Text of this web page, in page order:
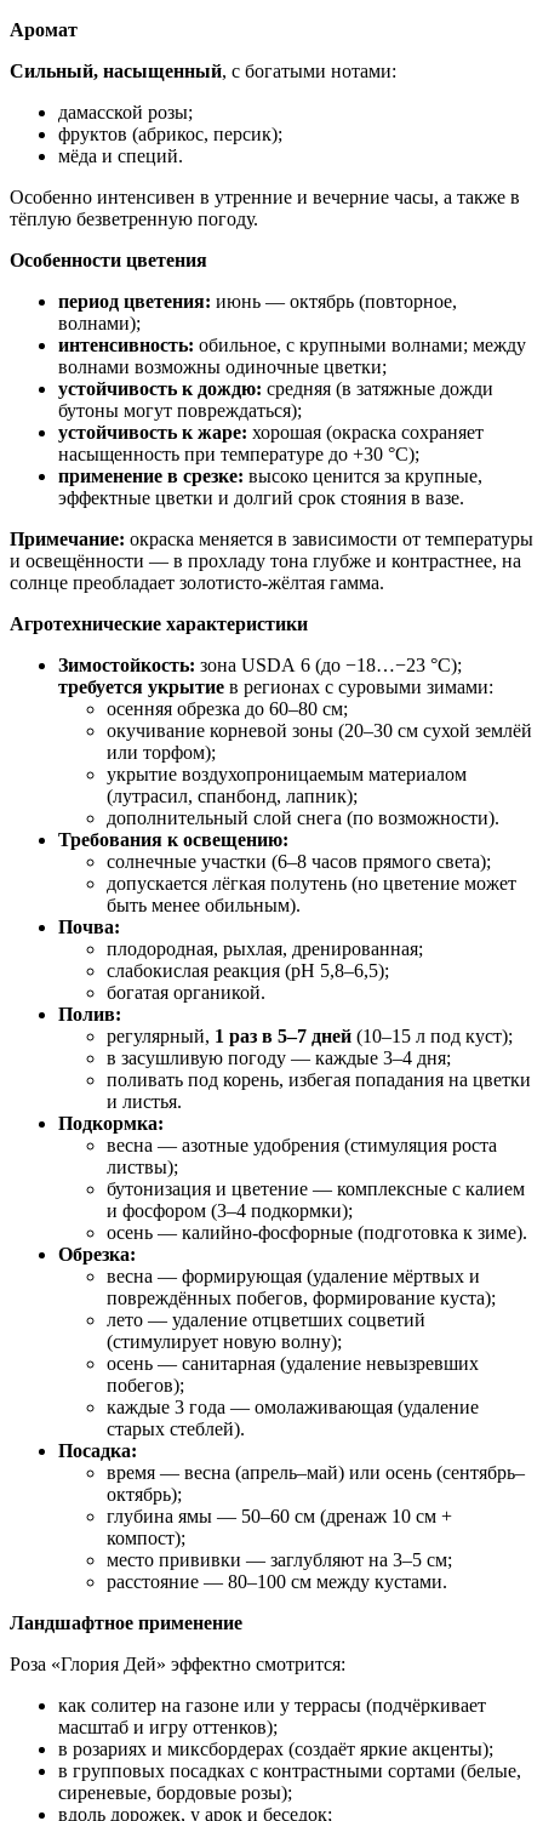
Аромат
Сильный, насыщенный, с богатыми нотами:
дамасской розы;
фруктов (абрикос, персик);
мёда и специй.
Особенно интенсивен в утренние и вечерние часы, а также в
тёплую безветренную погоду.
Особенности цветения
период цветения: июнь — октябрь (повторное,
волнами);
интенсивность: обильное, с крупными волнами; между
волнами возможны одиночные цветки;
устойчивость к дождю: средняя (в затяжные дожди
бутоны могут повреждаться);
устойчивость к жаре: хорошая (окраска сохраняет
насыщенность при температуре до +30 °C);
применение в срезке: высоко ценится за крупные,
эффектные цветки и долгий срок стояния в вазе.
Примечание: окраска меняется в зависимости от температуры
и освещённости — в прохладу тона глубже и контрастнее, на
солнце преобладает золотисто‑жёлтая гамма.
Агротехнические характеристики
Зимостойкость: зона USDA 6 (до −18…−23 °C);
требуется укрытие в регионах с суровыми зимами:
осенняя обрезка до 60–80 см;
окучивание корневой зоны (20–30 см сухой землёй
или торфом);
укрытие воздухопроницаемым материалом
(лутрасил, спанбонд, лапник);
дополнительный слой снега (по возможности).
Требования к освещению:
солнечные участки (6–8 часов прямого света);
допускается лёгкая полутень (но цветение может
быть менее обильным).
Почва:
плодородная, рыхлая, дренированная;
слабокислая реакция (pH 5,8–6,5);
богатая органикой.
Полив:
регулярный, 1 раз в 5–7 дней (10–15 л под куст);
в засушливую погоду — каждые 3–4 дня;
поливать под корень, избегая попадания на цветки
и листья.
Подкормка:
весна — азотные удобрения (стимуляция роста
листвы);
бутонизация и цветение — комплексные с калием
и фосфором (3–4 подкормки);
осень — калийно‑фосфорные (подготовка к зиме).
Обрезка:
весна — формирующая (удаление мёртвых и
повреждённых побегов, формирование куста);
лето — удаление отцветших соцветий
(стимулирует новую волну);
осень — санитарная (удаление невызревших
побегов);
каждые 3 года — омолаживающая (удаление
старых стеблей).
Посадка:
время — весна (апрель–май) или осень (сентябрь–
октябрь);
глубина ямы — 50–60 см (дренаж 10 см +
компост);
место прививки — заглубляют на 3–5 см;
расстояние — 80–100 см между кустами.
Ландшафтное применение
Роза «Глория Дей» эффектно смотрится:
как солитер на газоне или у террасы (подчёркивает
масштаб и игру оттенков);
в розариях и миксбордерах (создаёт яркие акценты);
в групповых посадках с контрастными сортами (белые,
сиреневые, бордовые розы);
вдоль дорожек, у арок и беседок;